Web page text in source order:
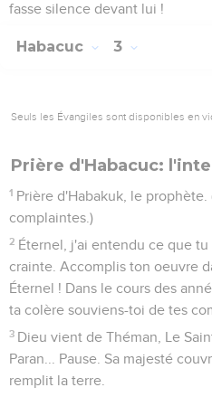
fasse silence devant lui !
Habacuc 3
Seuls les Évangiles sont disponibles en
Prière d'Habacuc:
1 Prière d'Habakuk, le prophète.
complaintes.)
2 Éternel, j'ai entendu ce que tu
crainte. Accomplis ton oeuvre
Éternel ! Dans le cours des
ta colère souviens-toi de tes
3 Dieu vient de Théman, Le
Paran... Pause. Sa majesté
remplit la terre.